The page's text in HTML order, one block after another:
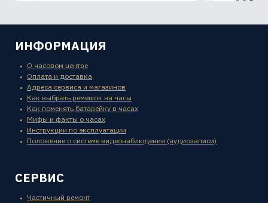
ИНФОРМАЦИЯ
О часовом центре
Оплата и доставка
Адреса сервиса и магазинов
Как выбрать ремешок на часы
Как поменять батарейку в часах
Мифы и факты о часах
Инструкции по эксплуатации
Положение о системе видеонаблюдения (аудиозаписи)
СЕРВИС
Частичный ремонт